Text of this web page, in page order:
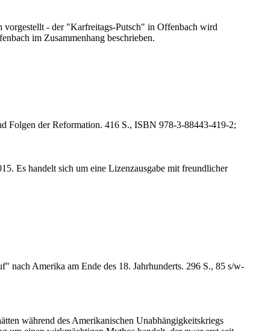
vorgestellt - der "Karfreitags-Putsch" in Offenbach wird
im Zusammenhang beschrieben.
Folgen der Reformation. 416 S., ISBN 978-3-88443-419-2;
Es handelt sich um eine Lizenzausgabe mit freundlicher
nach Amerika am Ende des 18. Jahrhunderts. 296 S., 85 s/w-
während des Amerikanischen Unabhängigkeitskriegs